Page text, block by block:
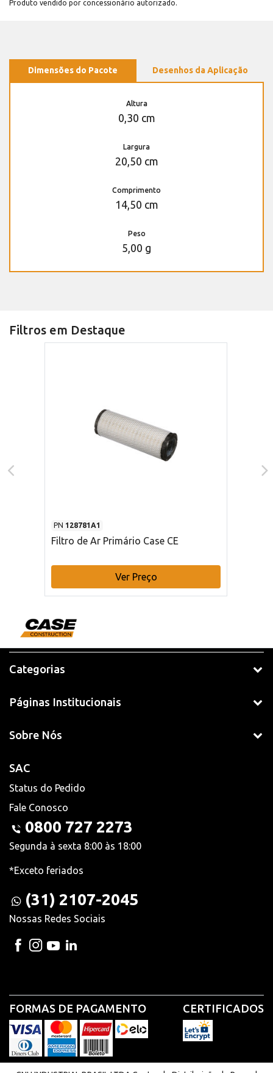
Produto vendido por concessionário autorizado.
Dimensões do Pacote Desenhos da Aplicação
Altura
0,30 cm
Largura
20,50 cm
Comprimento
14,50 cm
Peso
5,00 g
Filtros em Destaque
PN 128781A1
Filtro de Ar Primário Case CE
Ver Preço
Categorias
Páginas Institucionais
Sobre Nós
SAC
Status do Pedido
Fale Conosco
0800 727 2273
Segunda à sexta 8:00 às 18:00
*Exceto feriados
(31) 2107-2045
Nossas Redes Sociais
FORMAS DE PAGAMENTO CERTIFICADOS